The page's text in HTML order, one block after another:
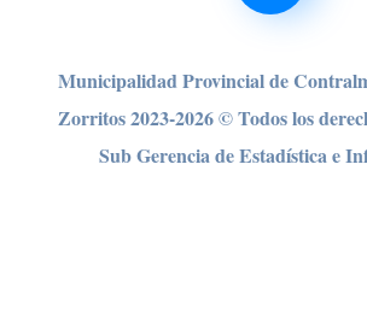
Municipalidad Provincial de
Zorritos 2023-2026 © Todos los
Sub Gerencia de Estadística e